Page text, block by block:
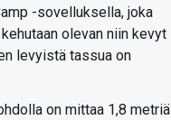
-sovelluksella, joka
olevan niin kevyt
levyistä tassua on
on mittaa 1,8 metriä